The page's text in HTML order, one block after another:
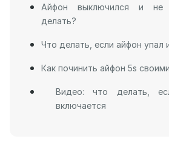
Айфон выключился и не
делать?
Что делать, если айфон упал
Как починить айфон 5s
Видео: что делать,
включается